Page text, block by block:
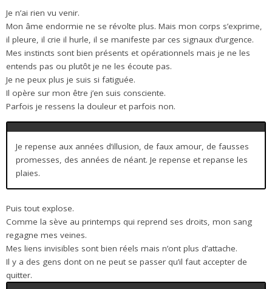
Je n’ai rien vu venir.
Mon âme endormie ne se révolte plus. Mais mon corps s’exprime,
il pleure, il crie il hurle, il se manifeste par ces signaux d’urgence.
Mes instincts sont bien présents et opérationnels mais je ne les
entends pas ou plutôt je ne les écoute pas.
Je ne peux plus je suis si fatiguée.
Il opère sur mon être j’en suis consciente.
Parfois je ressens la douleur et parfois non.
Je repense aux années d’illusion, de faux amour, de fausses
promesses, des années de néant. Je repense et repanse les
plaies.
Puis tout explose.
Comme la sève au printemps qui reprend ses droits, mon sang
regagne mes veines.
Mes liens invisibles sont bien réels mais n’ont plus d’attache.
Il y a des gens dont on ne peut se passer qu’il faut accepter de
quitter.